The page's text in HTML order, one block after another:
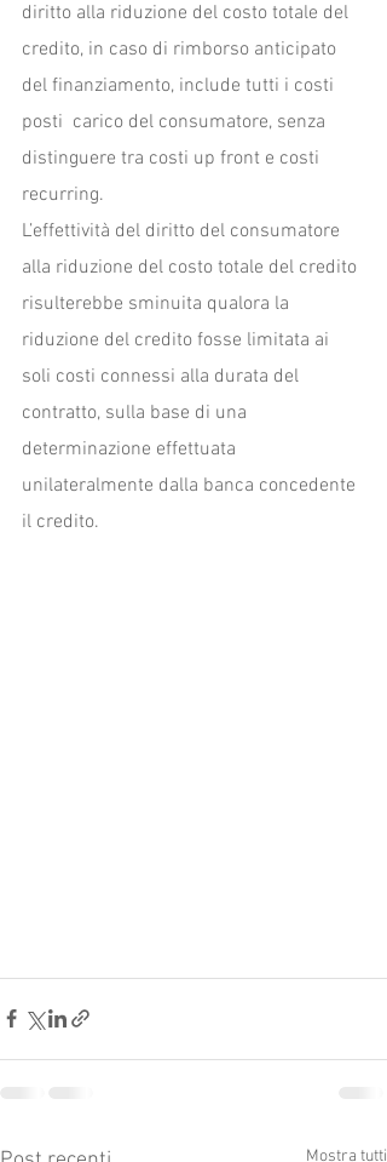
diritto alla riduzione del costo totale del
credito, in caso di rimborso anticipato
del finanziamento, include tutti i costi
posti  carico del consumatore, senza
distinguere tra costi up front e costi
recurring.
L’effettività del diritto del consumatore
alla riduzione del costo totale del credito
risulterebbe sminuita qualora la
riduzione del credito fosse limitata ai
soli costi connessi alla durata del
contratto, sulla base di una
determinazione effettuata
unilateralmente dalla banca concedente
il credito.
Mostra tutti